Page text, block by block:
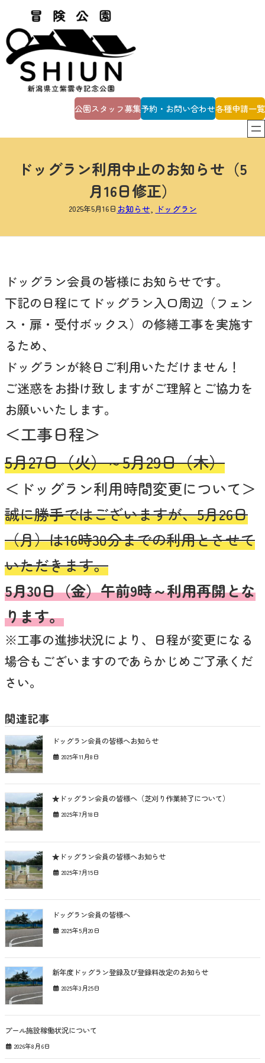
を
ス
キ
公園スタッフ募集予約・お問い合わせ各種申請一覧
ドッグラン利用中止のお知らせ（5
月16日修正）
2025年5月16日 お知らせ, ドッグラン
ドッグラン会員の皆様にお知らせです。
下記の日程にてドッグラン入口周辺（フェン
ス・扉・受付ボックス）の修繕工事を実施す
るため、
ドッグランが終日ご利用いただけません！
ご迷惑をお掛け致しますがご理解とご協力を
お願いいたします。
＜工事日程＞
5月27日（火）～5月29日（木）
＜ドッグラン利用時間変更について＞
誠に勝手ではございますが、5月26日
（月）は16時30分までの利用とさせて
いただきます。
5月30日（金）午前9時～利用再開とな
ります。
※工事の進捗状況により、日程が変更になる
場合もございますのであらかじめご了承くだ
さい。
関連記事
ドッグラン会員の皆様へお知らせ
2025年11月8日
★ドッグラン会員の皆様へ（芝刈り作業終了について）
2025年7月18日
★ドッグラン会員の皆様へお知らせ
2025年7月15日
ドッグラン会員の皆様へ
2025年5月20日
新年度ドッグラン登録及び登録料改定のお知らせ
2025年3月25日
プール施設稼働状況について
2026年8月6日